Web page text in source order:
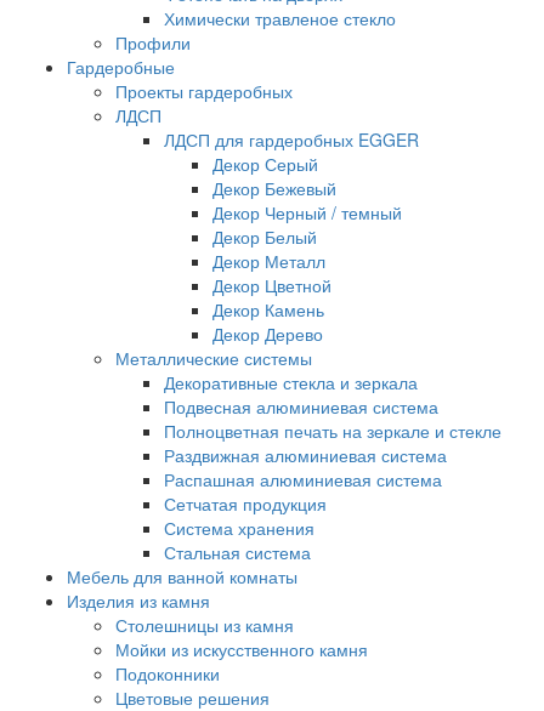
Химически травленое стекло
Профили
Гардеробные
Проекты гардеробных
ЛДСП
ЛДСП для гардеробных EGGER
Декор Серый
Декор Бежевый
Декор Черный / темный
Декор Белый
Декор Металл
Декор Цветной
Декор Камень
Декор Дерево
Металлические системы
Декоративные стекла и зеркала
Подвесная алюминиевая система
Полноцветная печать на зеркале и стекле
Раздвижная алюминиевая система
Распашная алюминиевая система
Сетчатая продукция
Система хранения
Стальная система
Мебель для ванной комнаты
Изделия из камня
Столешницы из камня
Мойки из искусственного камня
Подоконники
Цветовые решения